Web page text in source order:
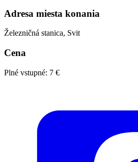
Adresa miesta konania
Železničná stanica, Svit
Cena
Plné vstupné: 7 €